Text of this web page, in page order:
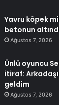
Yavru köpek
betonun
Ağustos 7, 2026
Ünlü oyuncu
itiraf:
geldim
Ağustos 7, 2026